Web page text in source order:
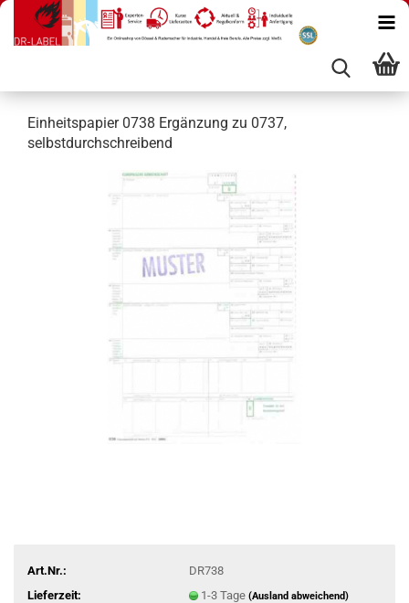
Einheitspapier 0738 Ergänzung zu 0737,
selbstdurchschreibend
Art.Nr.:
DR738
Lieferzeit:
1-3 Tage (Ausland abweichend)